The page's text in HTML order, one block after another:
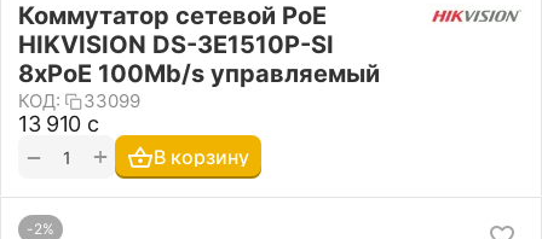
Коммутатор сетевой PoE
HIKVISION DS-3E1510P-SI
8xPoE 100Mb/s управляемый
КОД: 33099
13 910 с
+
− В корзину
-2%